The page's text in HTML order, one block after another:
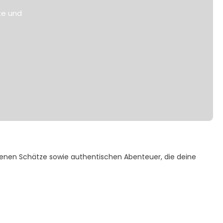
und
Schätze sowie authentischen Abenteuer, die deine